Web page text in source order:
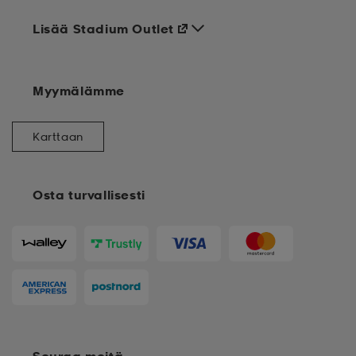
Osta turvallisesti
Lisää Stadium Outlet
Myymälämme
Karttaan